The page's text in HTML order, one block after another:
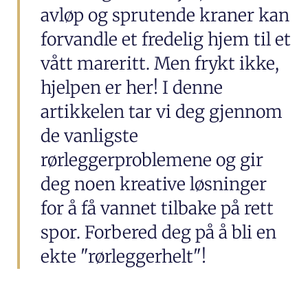
avløp og sprutende kraner kan
forvandle et fredelig hjem til et
vått mareritt. Men frykt ikke,
hjelpen er her! I denne
artikkelen tar vi deg gjennom
de vanligste
rørleggerproblemene og gir
deg noen kreative løsninger
for å få vannet tilbake på rett
spor. Forbered deg på å bli en
ekte "rørleggerhelt"!